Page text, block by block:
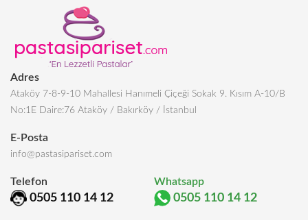
Adres
Ataköy 7-8-9-10 Mahallesi Hanımeli Çiçeği Sokak 9. Kısım A-10/B
No:1E Daire:76 Ataköy / Bakırköy / İstanbul
E-Posta
info@pastasipariset.com
Telefon
0505 110 14 12
Whatsapp
0505 110 14 12